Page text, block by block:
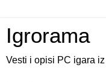
Igrorama
Vesti i opisi PC igara